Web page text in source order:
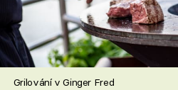
Grilování v Ginger Fred